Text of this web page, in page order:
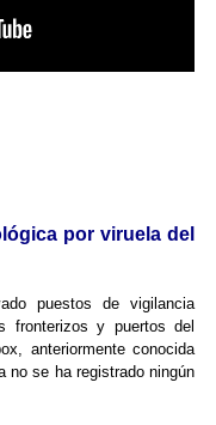
por viruela del
puestos de vigilancia
fronterizos y puertos del
anteriormente conocida
no se ha registrado ningún